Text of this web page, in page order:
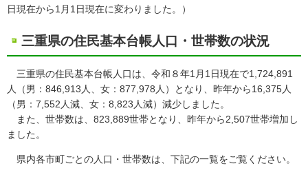
日現在から1月1日現在に変わりました。）
三重県の住民基本台帳人口・世帯数の状況
三重県の住民基本台帳人口は、令和８年1月1日現在で1,724,891
人（男：846,913人、女：877,978人）となり、昨年から16,375人
（男：7,552人減、女：8,823人減）減少しました。
また、世帯数は、823,889世帯となり、昨年から2,507世帯増加し
ました。
県内各市町ごとの人口・世帯数は、下記の一覧をご覧ください。